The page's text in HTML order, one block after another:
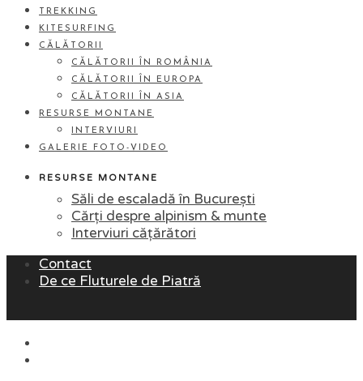
TREKKING
KITESURFING
CĂLĂTORII
CĂLĂTORII ÎN ROMÂNIA
CĂLĂTORII ÎN EUROPA
CĂLĂTORII ÎN ASIA
RESURSE MONTANE
INTERVIURI
GALERIE FOTO-VIDEO
RESURSE MONTANE
Săli de escaladă în București
Cărți despre alpinism & munte
Interviuri cățărători
Contact
De ce Fluturele de Piatră